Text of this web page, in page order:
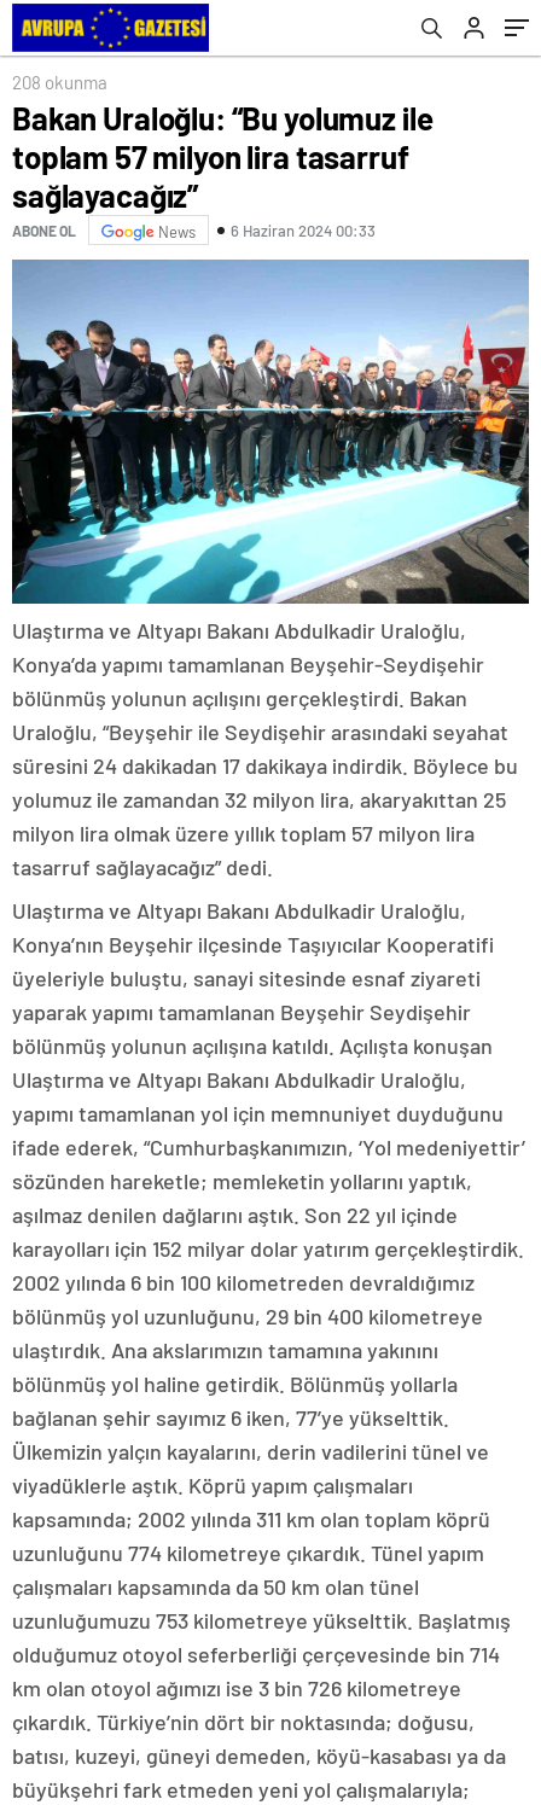
208 okunma
Bakan Uraloğlu: “Bu yolumuz ile
toplam 57 milyon lira tasarruf
sağlayacağız”
ABONE OL News 6 Haziran 2024 00:33
Ulaştırma ve Altyapı Bakanı Abdulkadir Uraloğlu,
Konya’da yapımı tamamlanan Beyşehir-Seydişehir
bölünmüş yolunun açılışını gerçekleştirdi. Bakan
Uraloğlu, “Beyşehir ile Seydişehir arasındaki seyahat
süresini 24 dakikadan 17 dakikaya indirdik. Böylece bu
yolumuz ile zamandan 32 milyon lira, akaryakıttan 25
milyon lira olmak üzere yıllık toplam 57 milyon lira
tasarruf sağlayacağız” dedi.
Ulaştırma ve Altyapı Bakanı Abdulkadir Uraloğlu,
Konya’nın Beyşehir ilçesinde Taşıyıcılar Kooperatifi
üyeleriyle buluştu, sanayi sitesinde esnaf ziyareti
yaparak yapımı tamamlanan Beyşehir Seydişehir
bölünmüş yolunun açılışına katıldı. Açılışta konuşan
Ulaştırma ve Altyapı Bakanı Abdulkadir Uraloğlu,
yapımı tamamlanan yol için memnuniyet duyduğunu
ifade ederek, “Cumhurbaşkanımızın, ‘Yol medeniyettir’
sözünden hareketle; memleketin yollarını yaptık,
aşılmaz denilen dağlarını aştık. Son 22 yıl içinde
karayolları için 152 milyar dolar yatırım gerçekleştirdik.
2002 yılında 6 bin 100 kilometreden devraldığımız
bölünmüş yol uzunluğunu, 29 bin 400 kilometreye
ulaştırdık. Ana akslarımızın tamamına yakınını
bölünmüş yol haline getirdik. Bölünmüş yollarla
bağlanan şehir sayımız 6 iken, 77’ye yükselttik.
Ülkemizin yalçın kayalarını, derin vadilerini tünel ve
viyadüklerle aştık. Köprü yapım çalışmaları
kapsamında; 2002 yılında 311 km olan toplam köprü
uzunluğunu 774 kilometreye çıkardık. Tünel yapım
çalışmaları kapsamında da 50 km olan tünel
uzunluğumuzu 753 kilometreye yükselttik. Başlatmış
olduğumuz otoyol seferberliği çerçevesinde bin 714
km olan otoyol ağımızı ise 3 bin 726 kilometreye
çıkardık. Türkiye’nin dört bir noktasında; doğusu,
batısı, kuzeyi, güneyi demeden, köyü-kasabası ya da
büyükşehri fark etmeden yeni yol çalışmalarıyla;